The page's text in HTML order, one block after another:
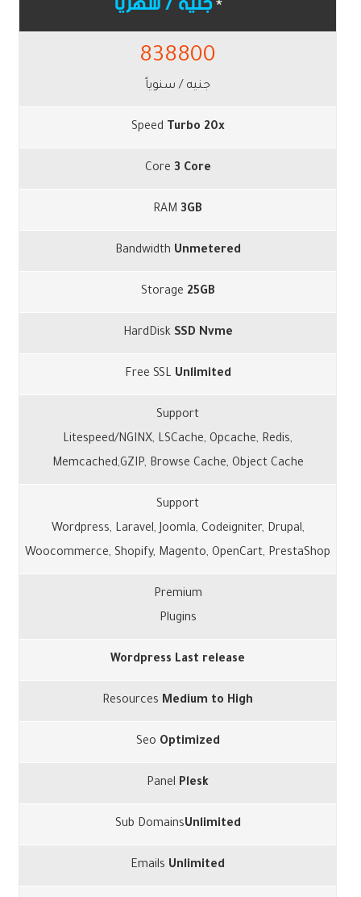
*
838800
جنيه / سنوياً
Speed Turbo 20x
Core 3 Core
RAM3GB
Bandwidth Unmetered
Storage 25GB
HardDisk SSD Nvme
Free SSL Unlimited
Support
Litespeed/NGINX, LSCache, Opcache, Redis,
Memcached,GZIP, Browse Cache, Object Cache
Support
Wordpress, Laravel, Joomla, Codeigniter, Drupal,
Woocommerce, Shopify, Magento, OpenCart, PrestaShop
Premium
Plugins
Wordpress Last release
Resources Medium to High
Seo Optimized
Panel Plesk
Sub DomainsUnlimited
Emails Unlimited